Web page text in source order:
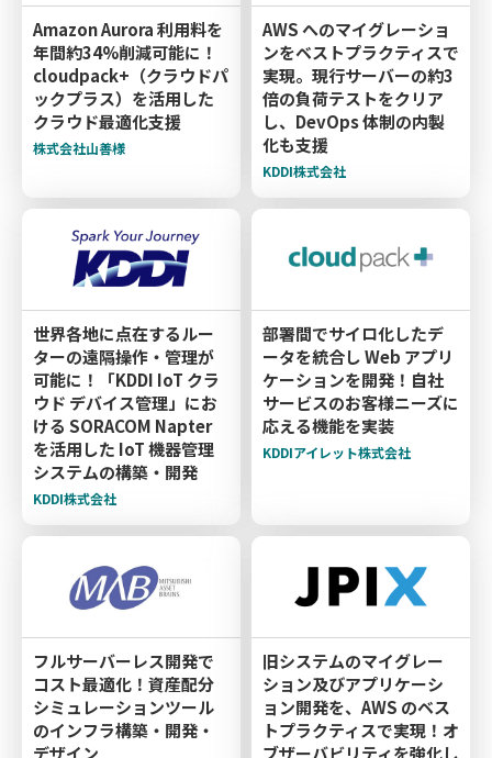
Amazon Aurora 利用料を
年間約34%削減可能に！
cloudpack+（クラウドパ
ックプラス）を活用した
クラウド最適化支援
株式会社山善様
AWS へのマイグレーショ
ンをベストプラクティスで
実現。現行サーバーの約3
倍の負荷テストをクリア
し、DevOps 体制の内製
化も支援
KDDI株式会社
世界各地に点在するルー
ターの遠隔操作・管理が
可能に！「KDDI IoT クラ
ウド デバイス管理」にお
ける SORACOM Napter
を活用した IoT 機器管理
システムの構築・開発
KDDI株式会社
部署間でサイロ化したデ
ータを統合し Web アプリ
ケーションを開発！自社
サービスのお客様ニーズに
応える機能を実装
KDDIアイレット株式会社
フルサーバーレス開発で
コスト最適化！資産配分
シミュレーションツール
のインフラ構築・開発・
デザイン
旧システムのマイグレー
ション及びアプリケーシ
ョン開発を、AWS のベス
トプラクティスで実現！オ
ブザーバビリティを強化し